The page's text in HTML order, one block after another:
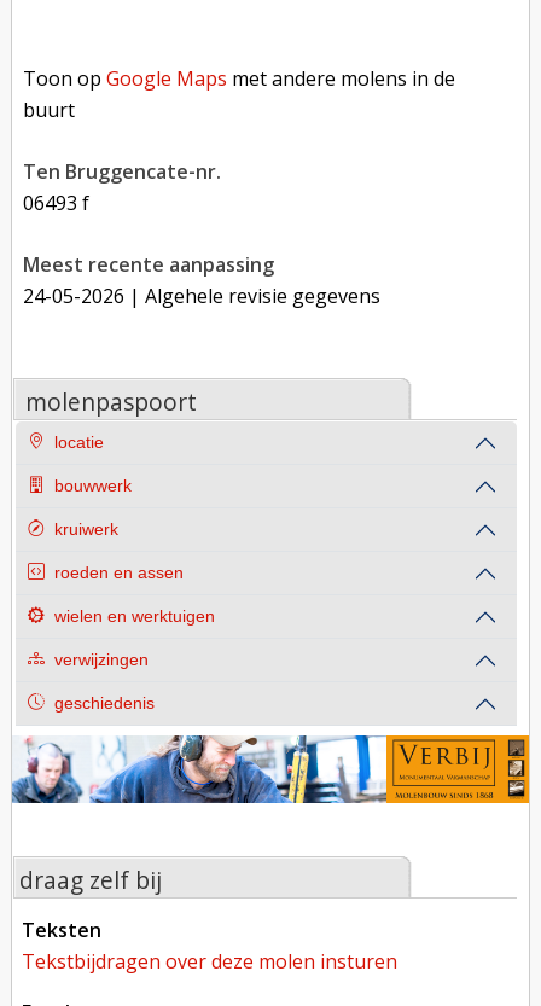
Toon opGoogle Maps met andere molens in de
buurt
Ten Bruggencate-nr.
06493 f
Meest recente aanpassing
24-05-2026 | Algehele revisie gegevens
molenpaspoort
locatie
bouwwerk
kruiwerk
roeden en assen
wielen en werktuigen
verwijzingen
geschiedenis
draag zelf bij
teksten
tekstbijdragen over deze molen insturen